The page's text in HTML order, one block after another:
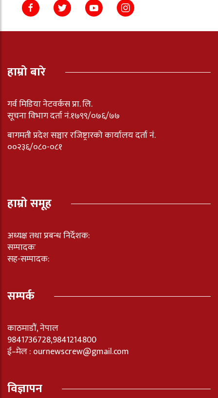
हाम्रो बारे
गर्व मिडिया नेटवर्कस प्रा. लि.
सूचना विभाग दर्ता नं.१७९९/०७६/७७
बागमती प्रदेश सञ्चार रजिष्ट्रारको कार्यालय दर्ता नंं.
००२३६/०८०-०८१
हाम्रो समूह
अध्यक्ष तथा प्रबन्ध निर्देशक:
सम्पादकः
सह-सम्पादक:
सम्पर्क
काठमाडौं, नेपाल
9841736728,9841214800
ई–मेल : ournewscrew@gmail.com
विज्ञापन